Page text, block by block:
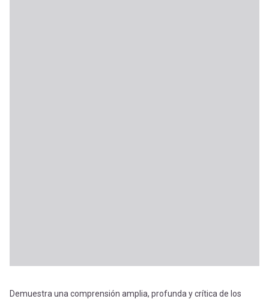
Demuestra una comprensión amplia, profunda y crítica de los